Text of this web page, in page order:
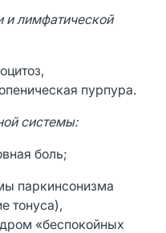
и лимфатической
пурпура.
системы:
боль;
паркинсонизма
тонуса),
«беспокойных